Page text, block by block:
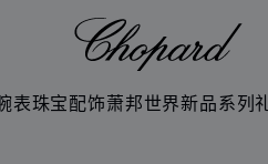
表珠宝配饰萧邦世界新品系列